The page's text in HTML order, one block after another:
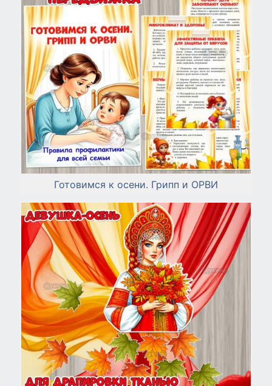
Готовимся к осени. Грипп и ОРВИ